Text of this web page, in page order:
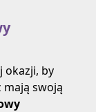
okazji, by
mają swoją